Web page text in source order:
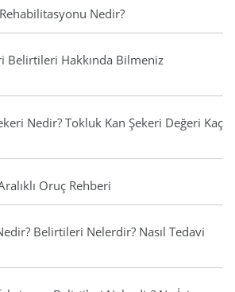
Nedir?
Belirtileri Hakkında Bilmeniz
Nedir? Tokluk Kan Şekeri Değeri Kaç
Oruç Rehberi
Belirtileri Nelerdir? Nasıl Tedavi